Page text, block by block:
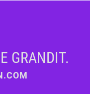
GRANDIT.